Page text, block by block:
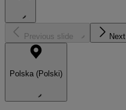
Previous slide
Polska (Polski)